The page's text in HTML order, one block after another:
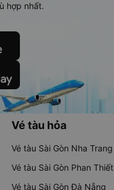
hợp nhất.
Vé tàu hỏa
Vé tàu Sài Gòn Nha Trang
Vé tàu Sài Gòn Phan Thiết
Vé tàu Sài Gòn Đà Nẵng